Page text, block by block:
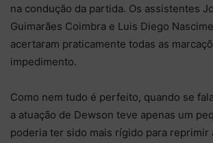
na condução da partida. Os assistentes
Guimarães Coimbra e Luis Diego
acertaram praticamente todas as
impedimento.
Como nem tudo é perfeito, quando se
a atuação de Dewson teve apenas um
poderia ter sido mais rígido para reprimir